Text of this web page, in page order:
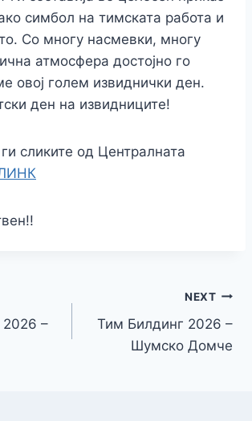
симбол на тимската работа и
Со многу насмевки, многу
атмосфера достојно го
овој голем извиднички ден.
ден на извидниците!
сликите од Централната
–
NEXT
Тим Билдинг 2026 –
Шумско Домче